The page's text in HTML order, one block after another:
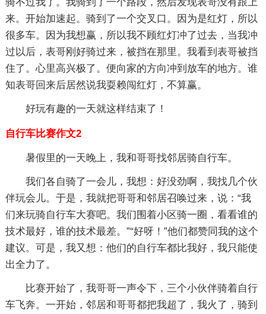
来。开始加速起。骑到了一个交叉口。因为是红灯，所以
很多车。因为我想赢，所以我不顾红灯冲了过去，当我冲
过以后，表哥刚好骑过来，被挡在那里。我看到表哥被挡
住了。心里高兴极了。便向家的方向冲到放车的地方。谁
知表哥回来后居然说我耍赖闯红灯，不算赢。
好玩有趣的一天就这样结束了！
自行车比赛作文2
暑假里的一天晚上，我和哥哥找邻居骑自行车。
我们各自骑了一会儿，我想：好没劲啊，我找几个伙
伴玩会儿。于是，我就把哥哥和邻居召唤过来，说：“我
们来玩骑自行车大赛吧。我们围着小区骑一圈，看看谁的
技术最好，谁的技术最差。”“好呀！”他们都赞同我的这个
建议。可是，我又想：他们的自行车都比我好，我只能使
出全力了。
比赛开始了，我哥哥一声令下，三个小伙伴骑着自行
车飞奔。一开始，邻居和哥哥都把我超了，我火了，骑到